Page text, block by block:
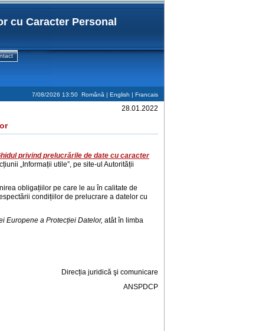
cu Caracter Personal
7/08/2026 13:50 Română | English | Francais
28.01.2022
privind prelucrările de date cu caracter
„Informații utile”, pe site-ul Autorității
obligațiilor pe care le au în calitate de
condițiilor de prelucrare a datelor cu
Europene a Protecției Datelor, atât în limba
Direcția juridică şi comunicare
ANSPDCP